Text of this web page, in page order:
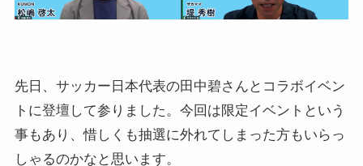
先日、サッカー日本代表の田中碧さんとコラボイベン
トに登壇して参りました。今回は限定イベントという
事もあり、惜しくも抽選に外れてしまった方もいらっ
しゃるのかなと思います。